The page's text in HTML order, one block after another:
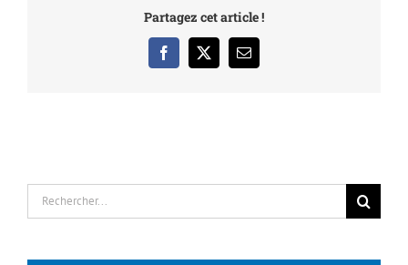
Partagez cet article !
Facebook
X Email
Rechercher: